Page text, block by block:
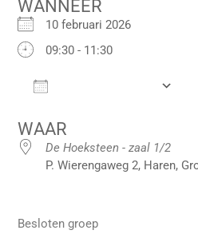
WANNEER
10 februari 2026
09:30 - 11:30
WAAR
De Hoeksteen - zaal 1/2
P. Wierengaweg 2, Haren,
Besloten groep